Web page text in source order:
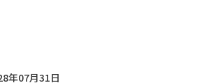
年07月31日